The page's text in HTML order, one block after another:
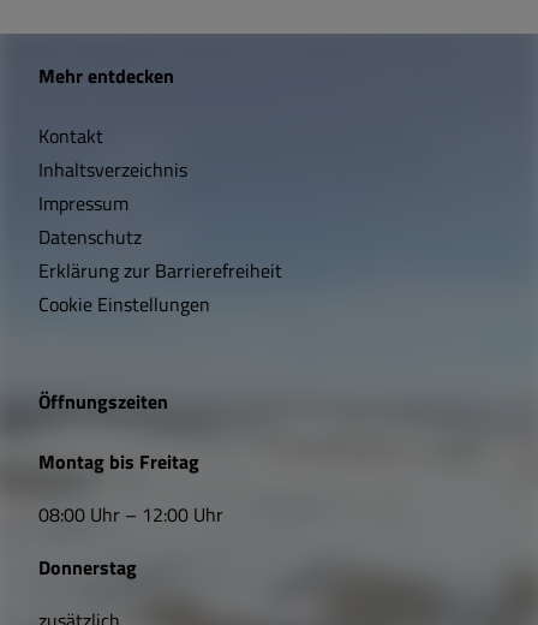
W
c
h
t
i
e
L
n
k
Mehr entdecken
Kontakt
Inhaltsverzeichnis
Impressum
Datenschutz
Erklärung zur Barrierefreiheit
Cookie Einstellungen
Öffnungszeiten
Montag bis Freitag
08:00 Uhr – 12:00 Uhr
Donnerstag